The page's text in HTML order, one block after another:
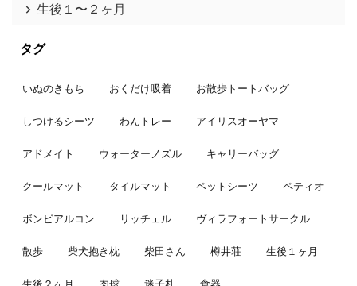
生後１〜２ヶ月
タグ
いぬのきもち おくだけ吸着 お散歩トートバッグ
しつけるシーツ わんトレー アイリスオーヤマ
アドメイト ウォーターノズル キャリーバッグ
クールマット タイルマット ペットシーツ ペティオ
ボンビアルコン リッチェル ヴィラフォートサークル
散歩 柴犬抱き枕 柴田さん 樽井荘 生後１ヶ月